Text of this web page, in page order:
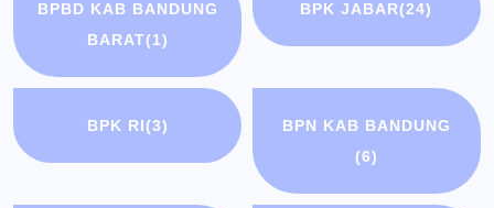
BPBD KAB BANDUNG
BARAT(1)
BPK JABAR(24)
BPK RI(3)
BPN KAB BANDUNG
(6)